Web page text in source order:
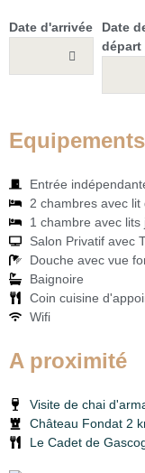
Date d'arrivée
Date
départ
Equipements
Entrée
2 chambres avec lit
1 chambre avec lits
Salon Privatif avec
Douche avec vue
Baignoire
Coin cuisine
Wifi
A proximité
Visite de chai
Château Fondat 2
Le Cadet de